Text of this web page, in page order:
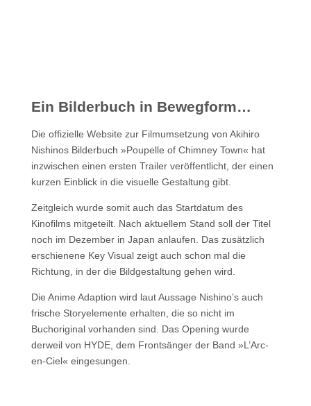
Ein Bilderbuch in Bewegform…
Die offizielle Website zur Filmumsetzung von Akihiro
Nishinos Bilderbuch »Poupelle of Chimney Town« hat
inzwischen einen ersten Trailer veröffentlicht, der einen
kurzen Einblick in die visuelle Gestaltung gibt.
Zeitgleich wurde somit auch das Startdatum des
Kinofilms mitgeteilt. Nach aktuellem Stand soll der Titel
noch im Dezember in Japan anlaufen. Das zusätzlich
erschienene Key Visual zeigt auch schon mal die
Richtung, in der die Bildgestaltung gehen wird.
Die Anime Adaption wird laut Aussage Nishino’s auch
frische Storyelemente erhalten, die so nicht im
Buchoriginal vorhanden sind. Das Opening wurde
derweil von HYDE, dem Frontsänger der Band »L’Arc-
en-Ciel« eingesungen.